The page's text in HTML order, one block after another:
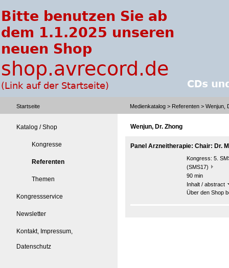
Startseite Medienkatalog > Referenten > Wenjun,
Katalog / Shop
Kongresse
Referenten
Themen
Kongressservice
Newsletter
Kontakt, Impressum,
Datenschutz
Wenjun, Dr. Zhong
Panel Arzneitherapie: Chair: Dr.
Kongress: 5.
(SMS17)
90 min
Inhalt / abstract
Über den Shop